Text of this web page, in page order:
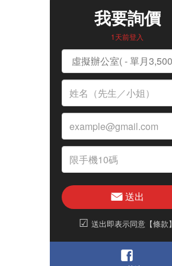
我要詢價
1天前登入
送出
☑ 送出即表示同意【條款】